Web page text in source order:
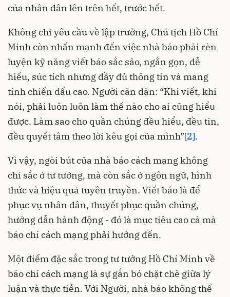
của nhân dân lên trên hết, trước hết.
Không chỉ yêu cầu về lập trường, Chủ tịch Hồ Chí
Minh còn nhấn mạnh đến việc nhà báo phải rèn
luyện kỹ năng viết báo sắc sảo, ngắn gọn, dễ
hiểu, súc tích nhưng đầy đủ thông tin và mang
tính chiến đấu cao. Người căn dặn: “Khi viết, khi
nói, phải luôn luôn làm thế nào cho ai cũng hiểu
được. Làm sao cho quần chúng đều hiểu, đều tin,
đều quyết tâm theo lời kêu gọi của mình”[2].
Vì vậy, ngòi bút của nhà báo cách mạng không
chỉ sắc ở tư tưởng, mà còn sắc ở ngôn ngữ, hình
thức và hiệu quả tuyên truyền. Viết báo là để
phục vụ nhân dân, thuyết phục quần chúng,
hướng dẫn hành động - đó là mục tiêu cao cả mà
báo chí cách mạng phải hướng đến.
Một điểm đặc sắc trong tư tưởng Hồ Chí Minh về
báo chí cách mạng là sự gắn bó chặt chẽ giữa lý
luận và thực tiễn. Với Người, nhà báo không thể